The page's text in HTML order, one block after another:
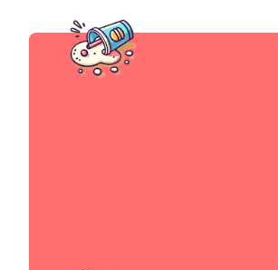
Andre tjenester til celebrity-